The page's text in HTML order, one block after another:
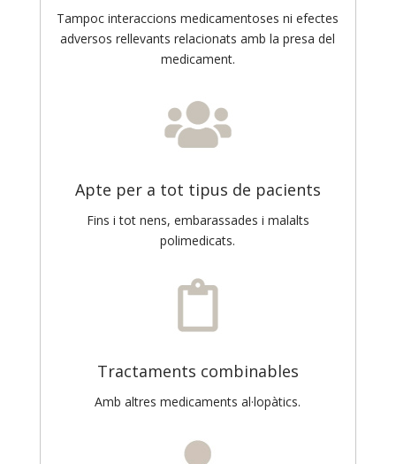
Tampoc interaccions medicamentoses ni efectes
adversos rellevants relacionats amb la presa del
medicament.
Apte per a tot tipus de pacients
Fins i tot nens, embarassades i malalts
polimedicats.
Tractaments combinables
Amb altres medicaments al·lopàtics.